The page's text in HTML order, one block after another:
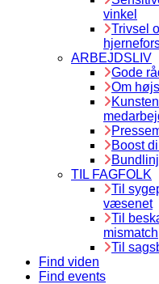
vinkel
Trivsel
ARBEJDSLIV
Gode
Om
Boost
TIL FAGFOLK
Til
væsenet
Til
mismatch
Til
Find viden
Find events